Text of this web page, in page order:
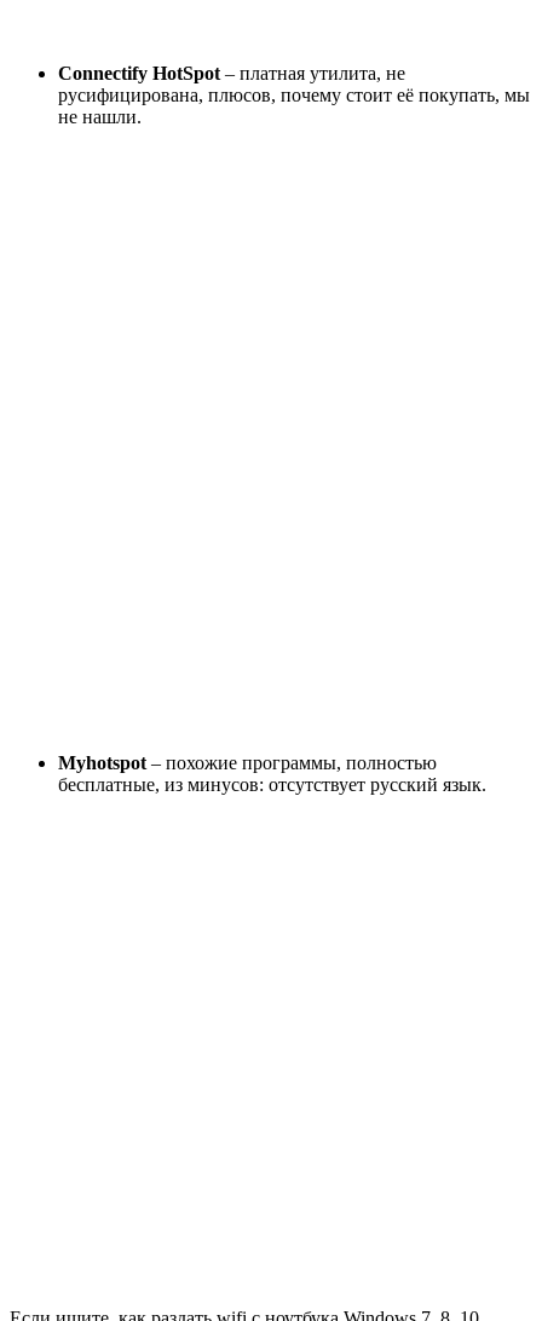
Connectify HotSpot – платная утилита, не
русифицирована, плюсов, почему стоит её покупать, мы
не нашли.
Myhotspot – похожие программы, полностью
бесплатные, из минусов: отсутствует русский язык.